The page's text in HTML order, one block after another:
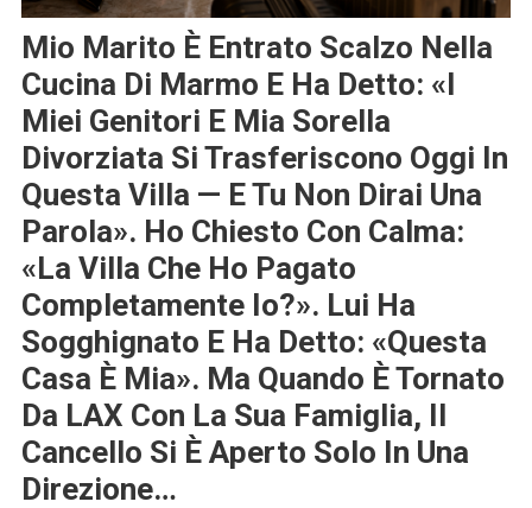
Mio Marito È Entrato Scalzo Nella
Cucina Di Marmo E Ha Detto: «I
Miei Genitori E Mia Sorella
Divorziata Si Trasferiscono Oggi In
Questa Villa — E Tu Non Dirai Una
Parola». Ho Chiesto Con Calma:
«La Villa Che Ho Pagato
Completamente Io?». Lui Ha
Sogghignato E Ha Detto: «Questa
Casa È Mia». Ma Quando È Tornato
Da LAX Con La Sua Famiglia, Il
Cancello Si È Aperto Solo In Una
Direzione…